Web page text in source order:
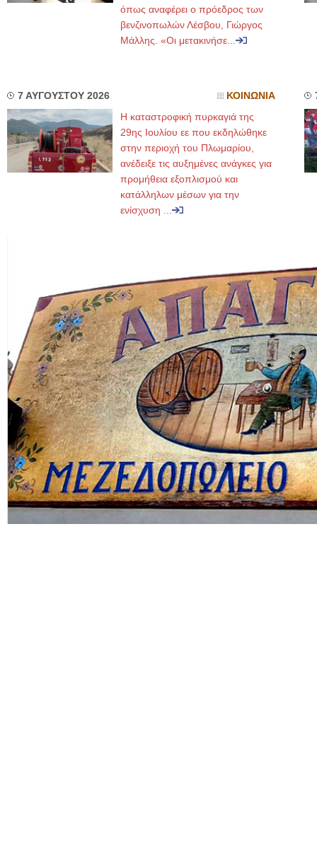
όπως αναφέρει ο πρόεδρος των
βενζινοπωλών Λέσβου, Γιώργος
Μάλλης. «Οι μετακινήσε...
7 ΑΥΓΟΥΣΤΟΥ 2026 ΚΟΙΝΩΝΙΑ
Η καταστροφική πυρκαγιά της
29ης Ιουλίου εε που εκδηλώθηκε
στην περιοχή του Πλωμαρίου,
ανέδειξε τις αυξημένες ανάγκες για
προμήθεια εξοπλισμού και
κατάλληλων μέσων για την
ενίσχυση ...